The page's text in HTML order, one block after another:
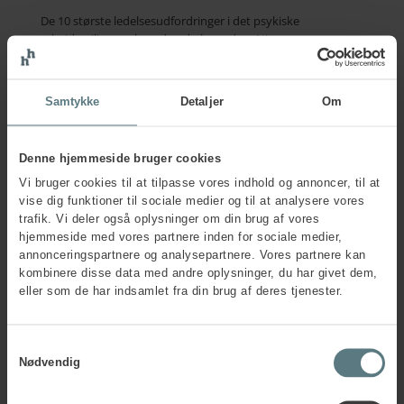
Samtykke Detaljer Om
Denne hjemmeside bruger cookies
Vi bruger cookies til at tilpasse vores indhold og annoncer, til at
vise dig funktioner til sociale medier og til at analysere vores
trafik. Vi deler også oplysninger om din brug af vores
hjemmeside med vores partnere inden for sociale medier,
annonceringspartnere og analysepartnere. Vores partnere kan
kombinere disse data med andre oplysninger, du har givet dem,
eller som de har indsamlet fra din brug af deres tjenester.
Nødvendig
De 10 største ledelsesudfordringer i det psykiske
arbejdsmiljø – og hvordan du løser dem Ninna
NæslevErhvervspsykolog, Cand.psych. aut., Chefkonsulent
for dig som leder, for dit team og for de resultater, I...